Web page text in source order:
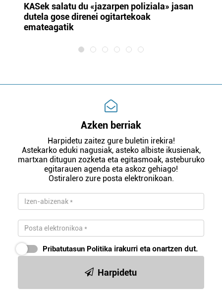
KASek salatu du «jazarpen poliziala» jasan
dutela gose direnei ogitartekoak
emateagatik
Azken berriak
Harpidetu zaitez gure buletin irekira!
Astekarko eduki nagusiak, asteko albiste ikusienak,
martxan ditugun zozketa eta egitasmoak, asteburuko
egitarauen agenda eta askoz gehiago!
Ostiralero zure posta elektronikoan.
Pribatutasun Politika irakurri eta onartzen dut.
Harpidetu